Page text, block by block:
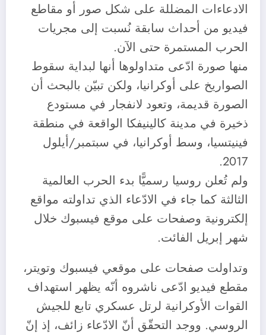
الادعاءات المضللة على شكل صور أو مقاطع
فيديو من أحداث سابقة نُسبت إلى مجريات
الحرب المستمرة حتى الآن.
منها صورة ادّعى متداولوها أنها لبداية سقوط
الصواريخ على أوكرانيا، ولكن تبيّن بالبحث أن
الصورة قديمة، وتعود لانفجار في مستودع
ذخيرة في مدينة كالينيفكا الواقعة في منطقة
فينيتسيا، وسط أوكرانيا، في سبتمبر/أيلول
2017.
ولم تُعلن روسيا رسميًّا بدء الحرب العالمية
الثالثة كما جاء في الادّعاء الذي تداولته مواقع
إلكترونية وصفحات على موقع فيسبوك خلال
شهر إبريل الفائت.
وتداولت صفحات على موقعي فيسبوك وتويتر،
مقطع فيديو ادّعى ناشروه أنّه يظهر استهداف
القوات الأوكرانية لرتل عسكري تابع للجيش
الروسي. ووجد التحقّق أنّ الادّعاء زائف، إذ إنّ